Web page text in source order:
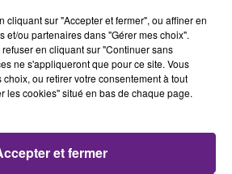
à 6h00 par Marylou Fossot
cliquant sur "Accepter et fermer", ou affiner en
et/ou partenaires dans "Gérer mes choix".
en cliquant sur "Continuer sans
ne s'appliqueront que pour ce site. Vous
ou retirer votre consentement à tout
les cookies" situé en bas de chaque page.
et fermer